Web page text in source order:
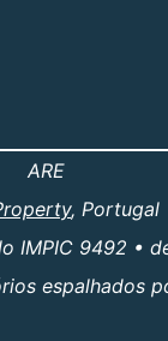
ARE
, Portugal
IMPIC 9492 •
espalhados